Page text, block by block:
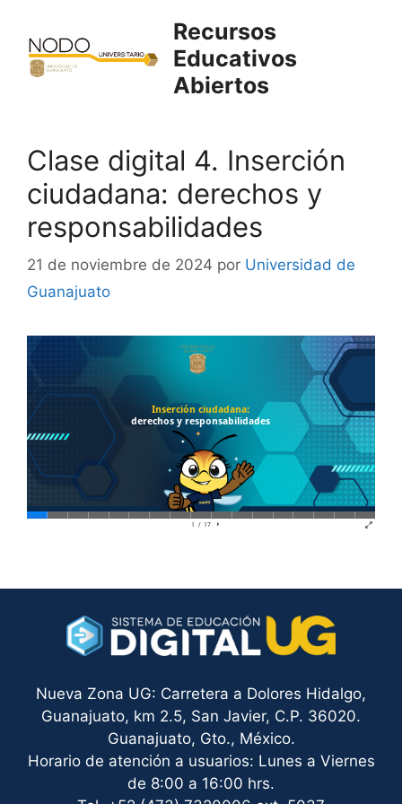
contenido
Recursos
Educativos
Abiertos
Clase digital 4. Inserción
ciudadana: derechos y
responsabilidades
21 de noviembre de 2024 por Universidad de
Guanajuato
Nueva Zona UG: Carretera a Dolores Hidalgo,
Guanajuato, km 2.5, San Javier, C.P. 36020.
Guanajuato, Gto., México.
Horario de atención a usuarios: Lunes a Viernes
de 8:00 a 16:00 hrs.